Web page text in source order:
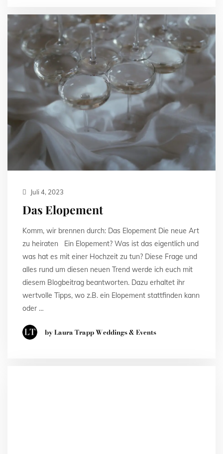
Juli 4, 2023
Das Elopement
Komm, wir brennen durch: Das Elopement Die neue Art
zu heiraten Ein Elopement? Was ist das eigentlich und
was hat es mit einer Hochzeit zu tun? Diese Frage und
alles rund um diesen neuen Trend werde ich euch mit
diesem Blogbeitrag beantworten. Dazu erhaltet ihr
wertvolle Tipps, wo z.B. ein Elopement stattfinden kann
oder …
by Laura Trapp Weddings & Events